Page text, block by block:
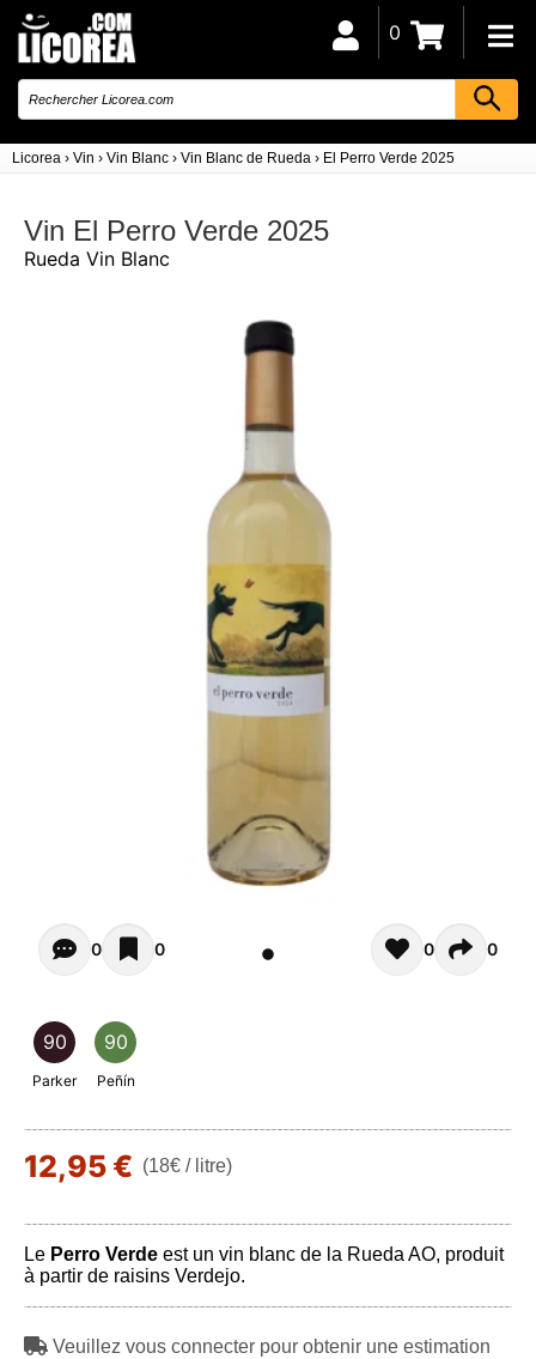
Licorea › Vin › Vin Blanc › Vin Blanc de Rueda › El Perro Verde 2025
0
Vin El Perro Verde 2025
Rueda Vin Blanc
Opiniones - Pour le moment il n'y a aucun
0 0 0 0
90
Parker
90
Peñín
12,95 € (18€ / litre)
Le Perro Verde est un vin blanc de la Rueda AO, produit
à partir de raisins Verdejo.
Veuillez vous connecter pour obtenir une estimation